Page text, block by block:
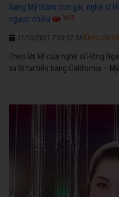
Sang Mỹ thăm con gái, nghệ sĩ
ngược chiều
3873
11/10/2021 7:00:52 SA
Theo lời kể của nghệ sĩ Hồng
xa lộ tại tiểu bang California –
Xem chi